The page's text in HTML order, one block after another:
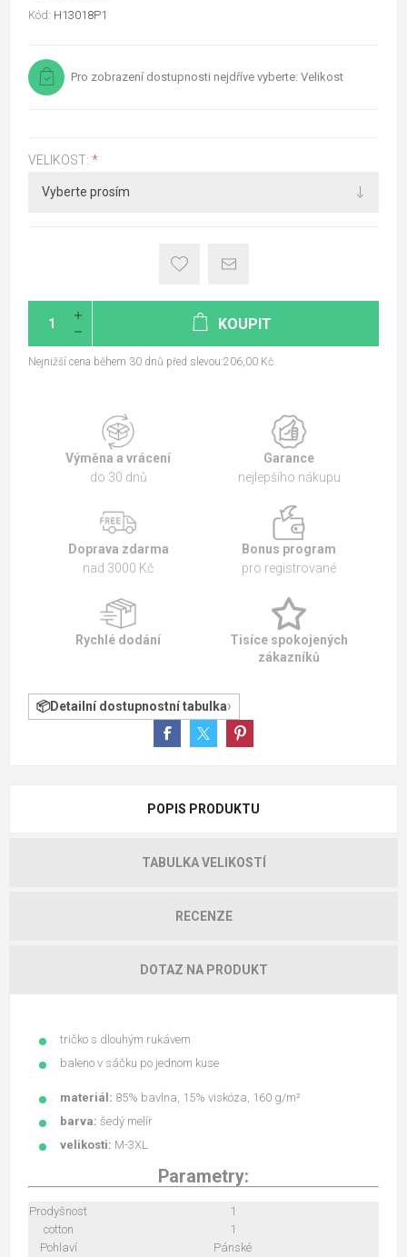
Kód: H13018P1
Pro zobrazení dostupnosti nejdříve vyberte: Velikost
VELIKOST: *
KOUPIT
Nejnižší cena během 30 dnů před slevou:206,00 Kč
Výměna a vrácení
do 30 dnů
Garance
nejlepšího nákupu
Doprava zdarma
nad 3000 Kč
Bonus program
pro registrované
Rychlé dodání
Tisíce spokojených
zákazníků
Detailní dostupnostní tabulka
POPIS PRODUKTU
TABULKA VELIKOSTÍ
RECENZE
DOTAZ NA PRODUKT
tričko s dlouhým rukávem
baleno v sáčku po jednom kuse
materiál: 85% bavlna, 15% viskóza, 160 g/m²
barva: šedý melír
velikosti: M-3XL
Parametry:
Prodyšnost
1
cotton
1
Pohlaví
Pánské